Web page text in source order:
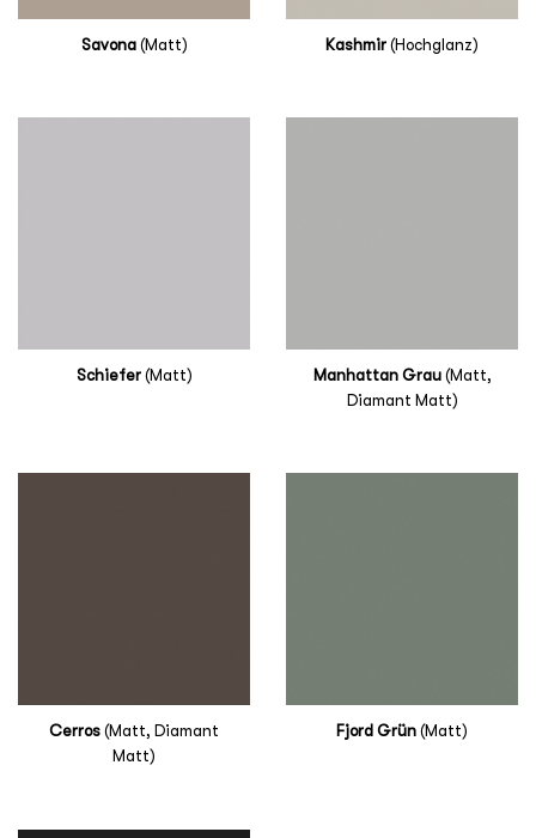
Savona(Matt) Kashmir (Hochglanz)
Schiefer(Matt) Manhattan Grau(Matt,
Diamant Matt)
Cerros (Matt, Diamant
Matt)
Fjord Grün (Matt)